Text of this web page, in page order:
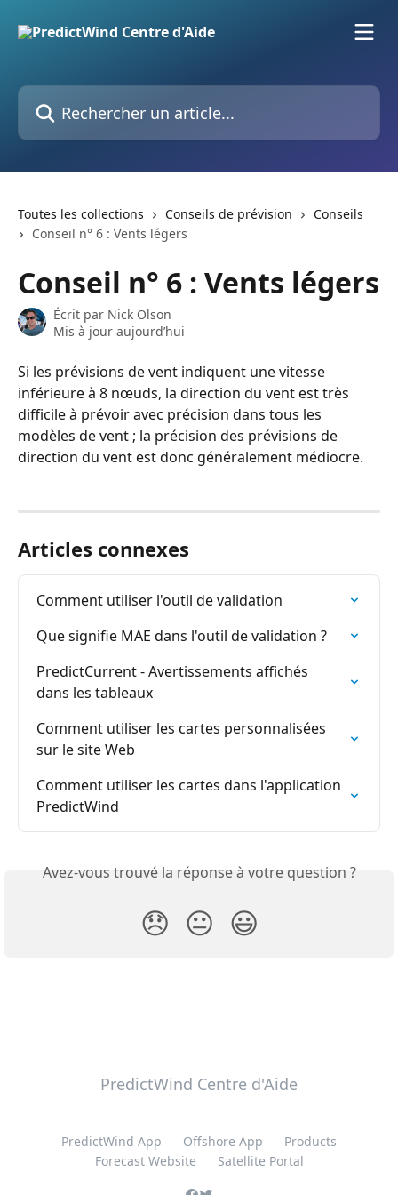
Rechercher un article...
Toutes les collections Conseils de prévision
Conseils
Conseil n° 6 : Vents légers
Conseil n° 6 : Vents légers
Écrit par Nick Olson
Mis à jour aujourd’hui
Si les prévisions de vent indiquent une vitesse
inférieure à 8 nœuds, la direction du vent est très
difficile à prévoir avec précision dans tous les
modèles de vent ; la précision des prévisions de
direction du vent est donc généralement médiocre.
Articles connexes
Comment utiliser l'outil de validation
Que signifie MAE dans l'outil de validation ?
PredictCurrent - Avertissements affichés
dans les tableaux
Comment utiliser les cartes personnalisées
sur le site Web
Comment utiliser les cartes dans l'application
PredictWind
Avez-vous trouvé la réponse à votre question ?
😞 😐 😃
PredictWind Centre d'Aide
PredictWind App Offshore App
Products
Forecast Website
Satellite Portal